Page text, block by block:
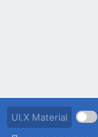
UI.X Material